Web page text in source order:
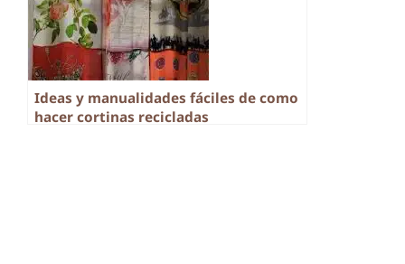
Ideas y manualidades fáciles de como
hacer cortinas recicladas